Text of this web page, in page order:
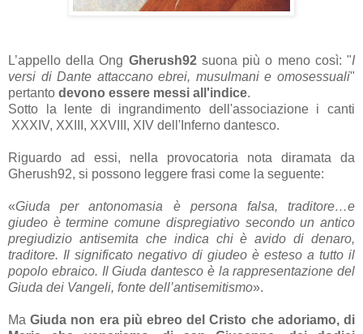
L’appello della Ong Gherush92suona più o meno così: "I
versi di Dante attaccano ebrei, musulmani e omosessuali"
pertanto devono essere messi all'indice.
Sotto la lente di ingrandimento dell'associazione i canti
XXXIV, XXIII, XXVIII, XIV dell'Inferno dantesco.
Riguardo ad essi, nella provocatoria nota diramata da
Gherush92, si possono leggere frasi come la seguente:
«Giuda per antonomasia è persona falsa, traditore…e
giudeo è termine comune dispregiativo secondo un antico
pregiudizio antisemita che indica chi è avido di denaro,
traditore. Il significato negativo di giudeo è esteso a tutto il
popolo ebraico. Il Giuda dantesco è la rappresentazione del
Giuda dei Vangeli, fonte dell’antisemitismo».
MaGiuda non era più ebreo del Cristo che adoriamo, di